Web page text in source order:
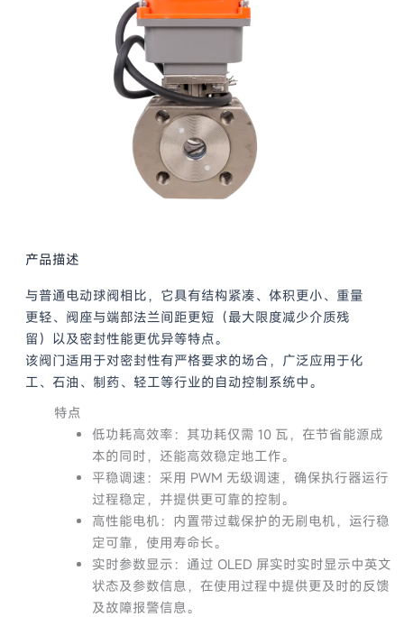
产品描述
与普通电动球阀相比，它具有结构紧凑、体积更小、重量
更轻、阀座与端部法兰间距更短（最大限度减少介质残
留）以及密封性能更优异等特点。
该阀门适用于对密封性有严格要求的场合，广泛应用于化
工、石油、制药、轻工等行业的自动控制系统中。
特点
低功耗高效率：其功耗仅需 10 瓦，在节省能源成
本的同时，还能高效稳定地工作。
平稳调速：采用 PWM 无级调速，确保执行器运行
过程稳定，并提供更可靠的控制。
高性能电机：内置带过载保护的无刷电机，运行稳
定可靠，使用寿命长。
实时参数显示：通过 OLED 屏实时实时显示中英文
状态及参数信息，在使用过程中提供更及时的反馈
及故障报警信息。